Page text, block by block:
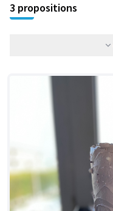
3 propositions